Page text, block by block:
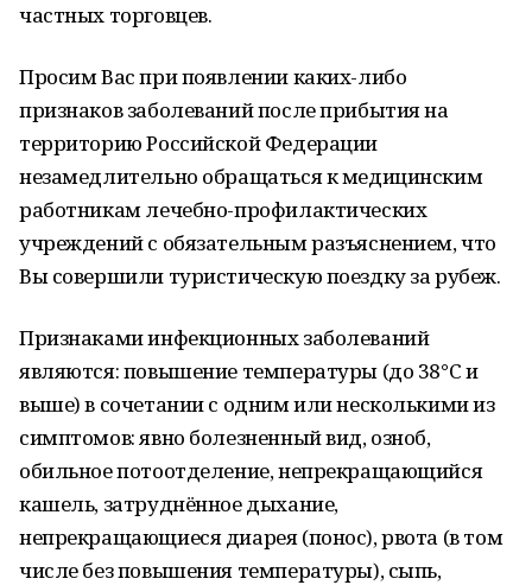
частных торговцев.
Просим Вас при появлении каких-либо
признаков заболеваний после прибытия на
территорию Российской Федерации
незамедлительно обращаться к медицинским
работникам лечебно-профилактических
учреждений с обязательным разъяснением, что
Вы совершили туристическую поездку за рубеж.
Признаками инфекционных заболеваний
являются: повышение температуры (до 38°С и
выше) в сочетании с одним или несколькими из
симптомов: явно болезненный вид, озноб,
обильное потоотделение, непрекращающийся
кашель, затруднённое дыхание,
непрекращающиеся диарея (понос), рвота (в том
числе без повышения температуры), сыпь,